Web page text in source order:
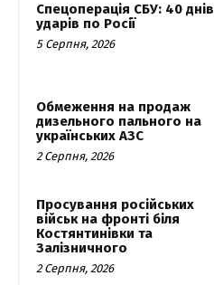
Спецоперація СБУ: 40 днів
ударів по Росії
5 Серпня, 2026
Обмеження на продаж
дизельного пального на
українських АЗС
2 Серпня, 2026
Просування російських
військ на фронті біля
Костянтинівки та
Залізничного
2 Серпня, 2026